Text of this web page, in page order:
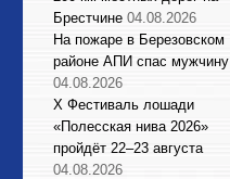
Брестчине 04.08.2026
На пожаре в Березовском
районе АПИ спас мужчину
04.08.2026
X Фестиваль лошади
«Полесская нива 2026»
пройдёт 22–23 августа
04.08.2026